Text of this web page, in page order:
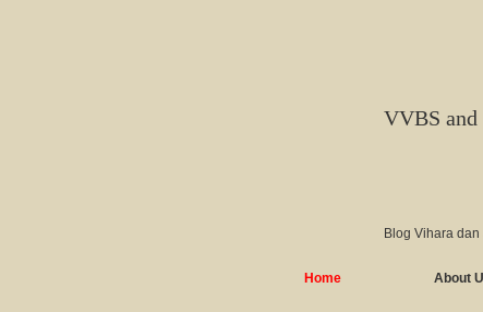
VVBS and
Blog Vihara
Home About